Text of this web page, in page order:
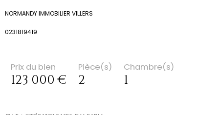
NORMANDY IMMOBILIER VILLERS
0231819419
Prix du bien
123 000 €
Pièce(s)
2
Chambre(s)
1